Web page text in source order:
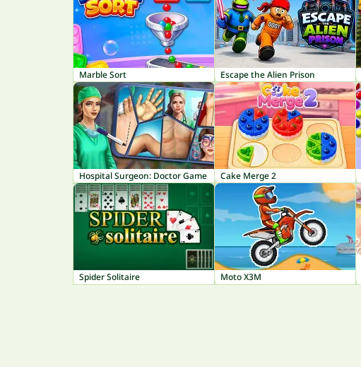
Marble Sort Escape the Alien Prison
Hospital Surgeon: Doctor Game Cake Merge 2
Spider Solitaire Moto X3M